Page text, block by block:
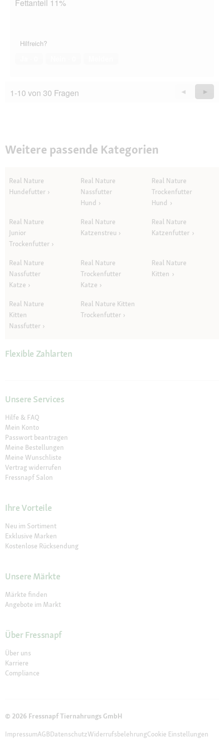
Fettanteil 11%
Hilfreich?
1-10 von 30 Fragen
Zurück
Questions
◄
Weiter
►
Weitere passende Kategorien
Real Nature
Hundefutter
Real Nature
Nassfutter
Hund
Real Nature
Trockenfutter
Hund
Real Nature
Junior
Trockenfutter
Real Nature
Katzenstreu
Real Nature
Katzenfutter
Real Nature
Nassfutter
Katze
Real Nature
Trockenfutter
Katze
Real Nature
Kitten
Real Nature
Kitten
Nassfutter
Real Nature Kitten
Trockenfutter
Flexible Zahlarten
Unsere Services
Hilfe & FAQ
Mein Konto
Passwort beantragen
Meine Bestellungen
Meine Wunschliste
Vertrag widerrufen
Fressnapf Salon
Ihre Vorteile
Neu im Sortiment
Exklusive Marken
Kostenlose Rücksendung
Unsere Märkte
Märkte finden
Angebote im Markt
Über Fressnapf
Über uns
Karriere
Compliance
© 2026 Fressnapf Tiernahrungs GmbH
ImpressumAGBDatenschutzWiderrufsbelehrungCookie Einstellungen